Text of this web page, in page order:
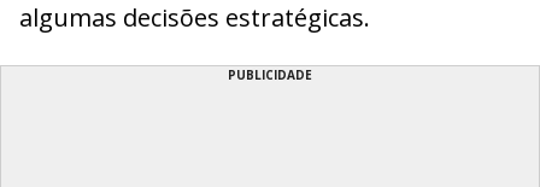
algumas decisões estratégicas.
PUBLICIDADE